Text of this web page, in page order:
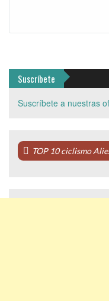
Suscríbete
Suscríbete a nuestras
TOP 10 ciclismo